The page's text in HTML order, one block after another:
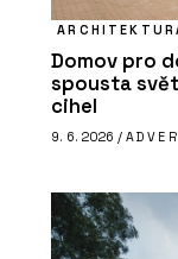
Domov pro
spousta
cihel
9. 6. 2026 /